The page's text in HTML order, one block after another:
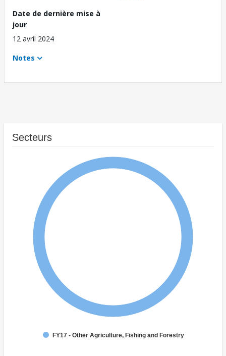
Date de dernière mise à
jour
12 avril 2024
Notes
Secteurs
FY17 - Other Agriculture, Fishing and Forestry